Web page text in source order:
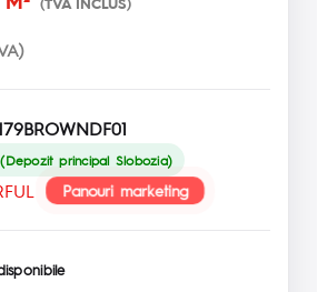
principal Slobozia)
Panouri marketing